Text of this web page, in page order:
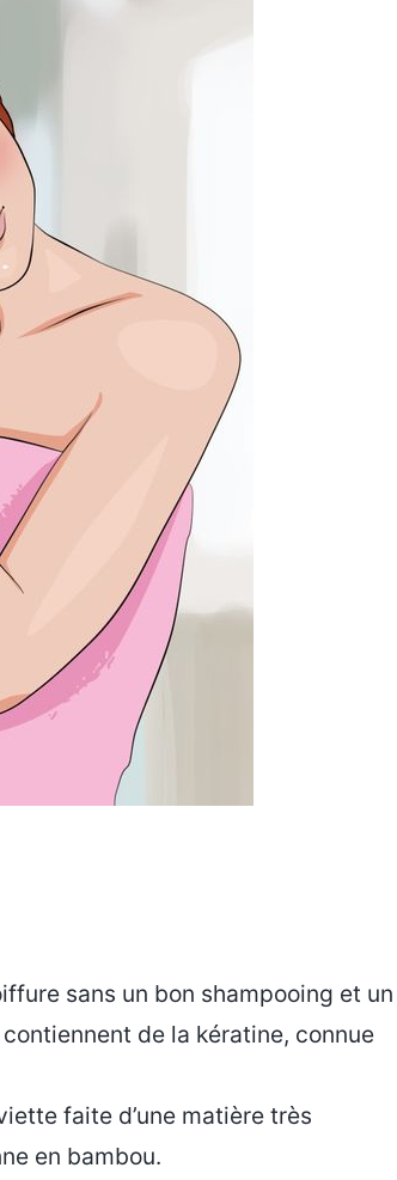
sans un bon shampooing et un
de la kératine, connue
faite d’une matière très
en bambou.